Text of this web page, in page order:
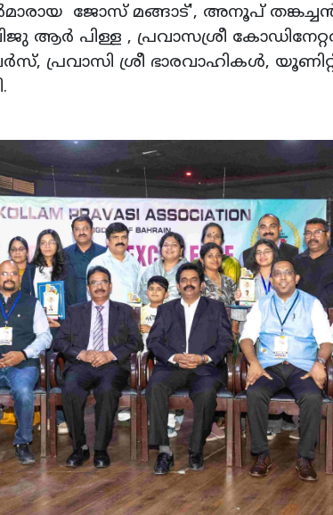
ജോസ് മങ്ങാട്', അനൂപ്
ആര്‍ പിള്ള , പ്രവാസശ്രീ
പ്രവാസി ശ്രീ ഭാരവാഹികള്‍,